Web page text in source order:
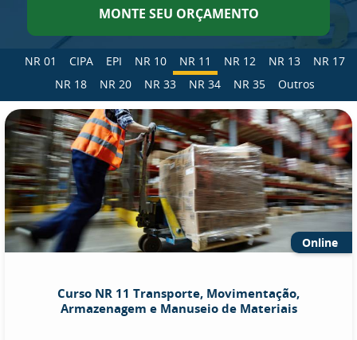
MONTE SEU ORÇAMENTO
NR 01 CIPA EPI NR 10 NR 11 NR 12 NR 13
NR 17
NR 18
NR 20 NR 33 NR 34 NR 35 Outros
Online
Curso NR 11 Transporte, Movimentação,
Armazenagem e Manuseio de Materiais